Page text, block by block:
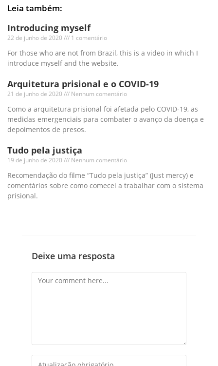
Leia também:
Introducing myself
22 de junho de 2020 1 comentário
For those who are not from Brazil, this is a video in which I
introduce myself and the website.
Arquitetura prisional e o COVID-19
21 de junho de 2020 Nenhum comentário
Como a arquitetura prisional foi afetada pelo COVID-19, as
medidas emergenciais para combater o avanço da doença e
depoimentos de presos.
Tudo pela justiça
19 de junho de 2020 Nenhum comentário
Recomendação do filme “Tudo pela justiça” (Just mercy) e
comentários sobre como comecei a trabalhar com o sistema
prisional.
Deixe uma resposta